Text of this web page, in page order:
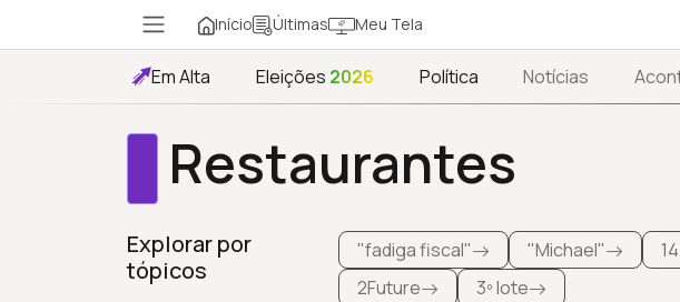
Início Últimas Meu Tela
Em Alta Eleições 2026 Política Notícias
Restaurantes
Explorar por
tópicos
"fadiga fiscal" "Michael"
2Future
3º lote